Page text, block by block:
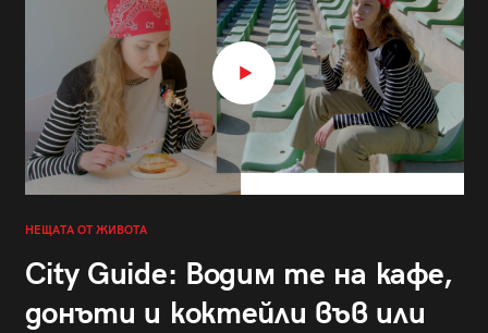
НЕЩАТА ОТ ЖИВОТА
City Guide: Водим те на кафе,
донъти и коктейли във или